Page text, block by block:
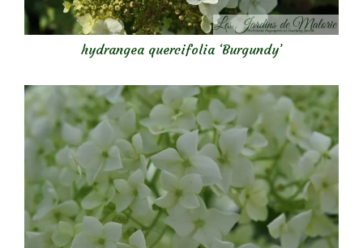
hydrangea quercifolia ‘Burgundy’